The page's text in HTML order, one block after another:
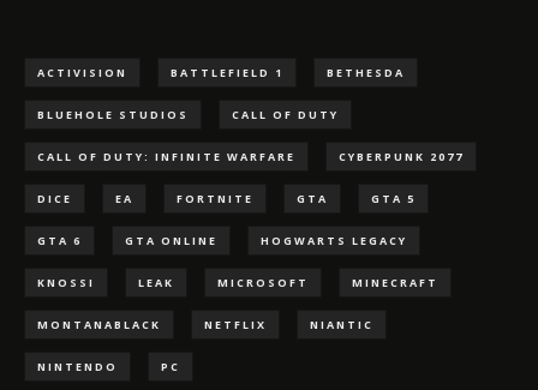
ACTIVISION BATTLEFIELD 1 BETHESDA
BLUEHOLE STUDIOS CALL OF DUTY
CALL OF DUTY: INFINITE WARFARE CYBERPUNK 2077
DICE EA FORTNITE GTA GTA 5
GTA 6 GTA ONLINE HOGWARTS LEGACY
KNOSSI LEAK MICROSOFT MINECRAFT
MONTANABLACK NETFLIX NIANTIC
NINTENDO PC